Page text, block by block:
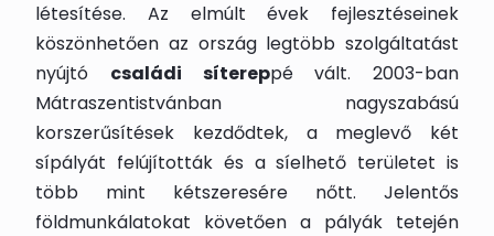
létesítése. Az elmúlt évek fejlesztéseinek
köszönhetően az ország legtöbb szolgáltatást
nyújtó családi sítereppé vált. 2003-ban
Mátraszentistvánban nagyszabású
korszerűsítések kezdődtek, a meglevő két
sípályát felújították és a síelhető területet is
több mint kétszeresére nőtt. Jelentős
földmunkálatokat követően a pályák tetején